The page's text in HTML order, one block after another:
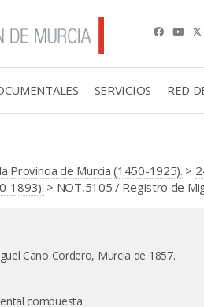
SERVICIOS RED
Provincia de Murcia (1450-1925). >
1893). > NOT,5105 / Registro de
Cano Cordero, Murcia de 1857.
compuesta